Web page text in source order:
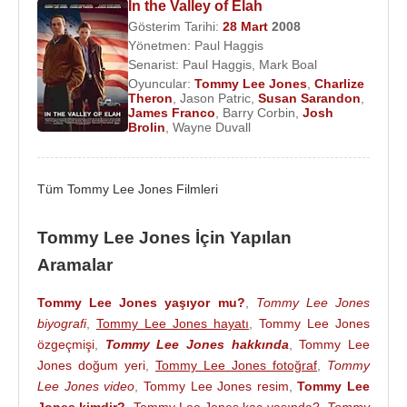
canlandırdığı1982yapımıThe Executioner's
Songfilmi ileEmmy Ödülüadaylığı kazandı.
yapımı JFK filmindeki performansı ileAkademi
Ödülleri
veBAFTA Ödülleri'ndeEn İyi Yardımcı
Erkek Oyuncudalında adaylık elde etti. Film
dünya çapında yaklaşık 206 milyon dolar hasılat
yaptı.
JFK filminde çalıştığı yönetmen
Andrew Davis 'in yönettiği 35 milyon dolar bütçeli
Kuşatma Altında
televizyon dizisi uyarlaması Kaçak (1993) filminde
Harrison Ford'un oynadığı haksız yere hapse
atılan ancak daha sonra kaçmayı başaran
Richard Kimble
'ın peşine düşen polis Samuel
Gerard'ı canlandırdı. Bu filmdeki rolü ile En İyi
In the Valley of Elah
Gösterim Tarihi: 28 Mart 2008
Yönetmen: Paul Haggis
Senarist: Paul Haggis Mark Boal
Oyuncular: Tommy Lee Jones Charlize
Theron Jason Patric Susan Sarandon
James Franco
Barry Corbin Josh
Brolin Wayne Duvall
Tüm Tommy Lee Jones Filmleri
Tommy Lee Jones İçin Yapılan
Aramalar
Tommy Lee Jones yaşıyor mu?
Tommy Lee Jones
biyografi, Tommy Lee Jones hayatı
Tommy Lee Jones
özgeçmişi
Tommy Lee Jones hakkında ,Tommy Lee
Jones doğum yeri
Tommy Lee Jones fotoğraf
Tommy
Lee Jones video
Tommy Lee Jones resim ,Tommy Lee